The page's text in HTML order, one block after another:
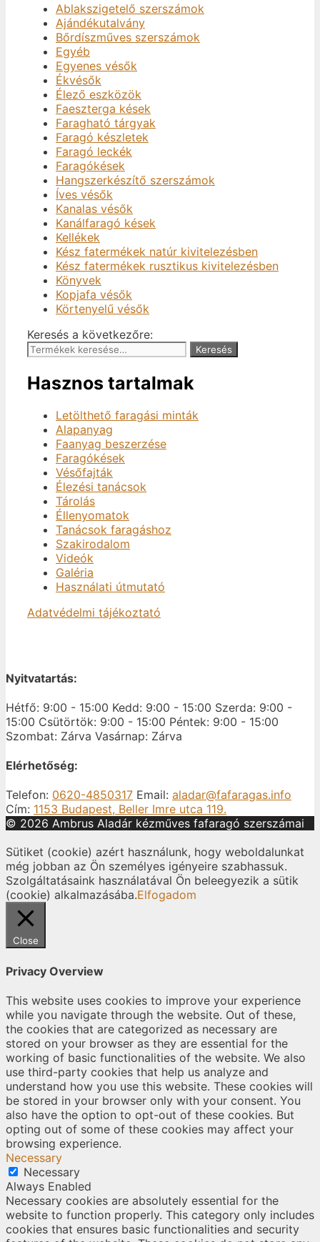
Ablakszigetelő szerszámok
Ajándékutalvány
Bőrdíszműves szerszámok
Egyéb
Egyenes vésők
Ékvésők
Élező eszközök
Faeszterga kések
Faragható tárgyak
Faragó készletek
Faragó leckék
Faragókések
Hangszerkészítő szerszámok
Íves vésők
Kanalas vésők
Kanálfaragó kések
Kellékek
Kész fatermékek natúr kivitelezésben
Kész fatermékek rusztikus kivitelezésben
Könyvek
Kopjafa vésők
Körtenyelű vésők
Keresés a következőre:
Keresés
Hasznos tartalmak
Letölthető faragási minták
Alapanyag
Faanyag beszerzése
Faragókések
Vésőfajták
Élezési tanácsok
Tárolás
Éllenyomatok
Tanácsok faragáshoz
Szakirodalom
Videók
Galéria
Használati útmutató
Adatvédelmi tájékoztató
Nyitvatartás:
Hétfő: 9:00 - 15:00 Kedd: 9:00 - 15:00 Szerda: 9:00 -
15:00 Csütörtök: 9:00 - 15:00 Péntek: 9:00 - 15:00
Szombat: Zárva Vasárnap: Zárva
Elérhetőség:
Telefon: 0620-4850317 Email: aladar@fafaragas.info
Cím: 1153 Budapest, Beller Imre utca 119.
© 2026 Ambrus Aladár kézműves fafaragó szerszámai
Sütiket (cookie) azért használunk, hogy weboldalunkat
még jobban az Ön személyes igényeire szabhassuk.
Szolgáltatásaink használatával Ön beleegyezik a sütik
(cookie) alkalmazásába.Elfogadom
Close
Privacy Overview
This website uses cookies to improve your experience
while you navigate through the website. Out of these,
the cookies that are categorized as necessary are
stored on your browser as they are essential for the
working of basic functionalities of the website. We also
use third-party cookies that help us analyze and
understand how you use this website. These cookies will
be stored in your browser only with your consent. You
also have the option to opt-out of these cookies. But
opting out of some of these cookies may affect your
browsing experience.
Necessary
Necessary
Always Enabled
Necessary cookies are absolutely essential for the
website to function properly. This category only includes
cookies that ensures basic functionalities and security